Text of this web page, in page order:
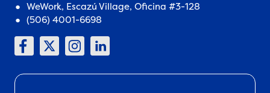
WeWork, Escazú Village, Oficina #3-128
(506) 4001-6698